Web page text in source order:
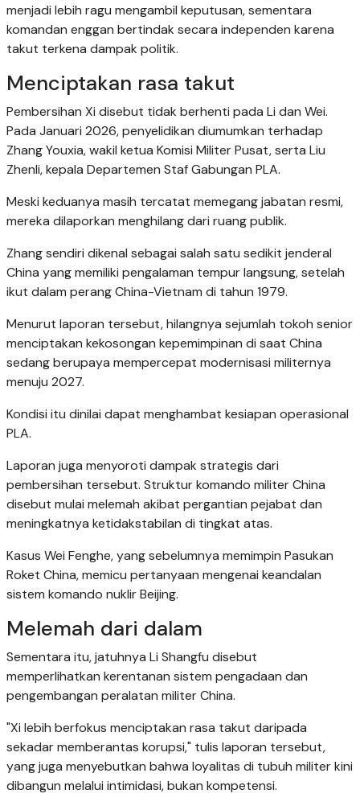
menjadi lebih ragu mengambil keputusan, sementara
komandan enggan bertindak secara independen karena
takut terkena dampak politik.
Menciptakan rasa takut
Pembersihan Xi disebut tidak berhenti pada Li dan Wei.
Pada Januari 2026, penyelidikan diumumkan terhadap
Zhang Youxia, wakil ketua Komisi Militer Pusat, serta Liu
Zhenli, kepala Departemen Staf Gabungan PLA.
Meski keduanya masih tercatat memegang jabatan resmi,
mereka dilaporkan menghilang dari ruang publik.
Zhang sendiri dikenal sebagai salah satu sedikit jenderal
China yang memiliki pengalaman tempur langsung, setelah
ikut dalam perang China-Vietnam di tahun 1979.
Menurut laporan tersebut, hilangnya sejumlah tokoh senior
menciptakan kekosongan kepemimpinan di saat China
sedang berupaya mempercepat modernisasi militernya
menuju 2027.
Kondisi itu dinilai dapat menghambat kesiapan operasional
PLA.
Laporan juga menyoroti dampak strategis dari
pembersihan tersebut. Struktur komando militer China
disebut mulai melemah akibat pergantian pejabat dan
meningkatnya ketidakstabilan di tingkat atas.
Kasus Wei Fenghe, yang sebelumnya memimpin Pasukan
Roket China, memicu pertanyaan mengenai keandalan
sistem komando nuklir Beijing.
Melemah dari dalam
Sementara itu, jatuhnya Li Shangfu disebut
memperlihatkan kerentanan sistem pengadaan dan
pengembangan peralatan militer China.
"Xi lebih berfokus menciptakan rasa takut daripada
sekadar memberantas korupsi," tulis laporan tersebut,
yang juga menyebutkan bahwa loyalitas di tubuh militer kini
dibangun melalui intimidasi, bukan kompetensi.